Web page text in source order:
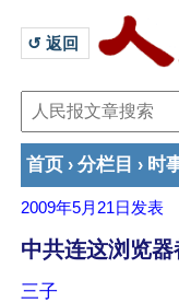
↺ 返回
首页 › 分栏目 › 时
2009年5月21日 发表
中共连这浏览器
三子